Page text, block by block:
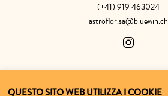
(+41) 919 463024
astroflor.sa@bluewin.ch
SHOP
QUESTO SITO WEB UTILIZZA I COOKIE